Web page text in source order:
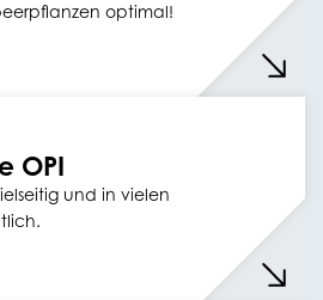
optimal!
OPI
und in vielen